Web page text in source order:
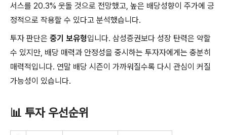
서스를 20.3% 웃돌 것으로 전망했고, 높은 배당성향이 주가에 긍
정적으로 작용할 수 있다고 분석했습니다.
투자 판단은 중기 보유형입니다. 삼성증권보다 성장 탄력은 약할
수 있지만, 배당 매력과 안정성을 중시하는 투자자에게는 충분히
매력적입니다. 연말 배당 시즌이 가까워질수록 다시 관심이 커질
가능성이 있습니다.
📊 투자 우선순위